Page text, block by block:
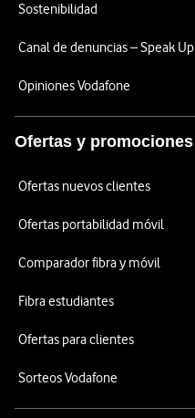
Sostenibilidad
Canal de denuncias – Speak Up
Opiniones Vodafone
Ofertas y promociones
Ofertas nuevos clientes
Ofertas portabilidad móvil
Comparador fibra y móvil
Fibra estudiantes
Ofertas para clientes
Sorteos Vodafone